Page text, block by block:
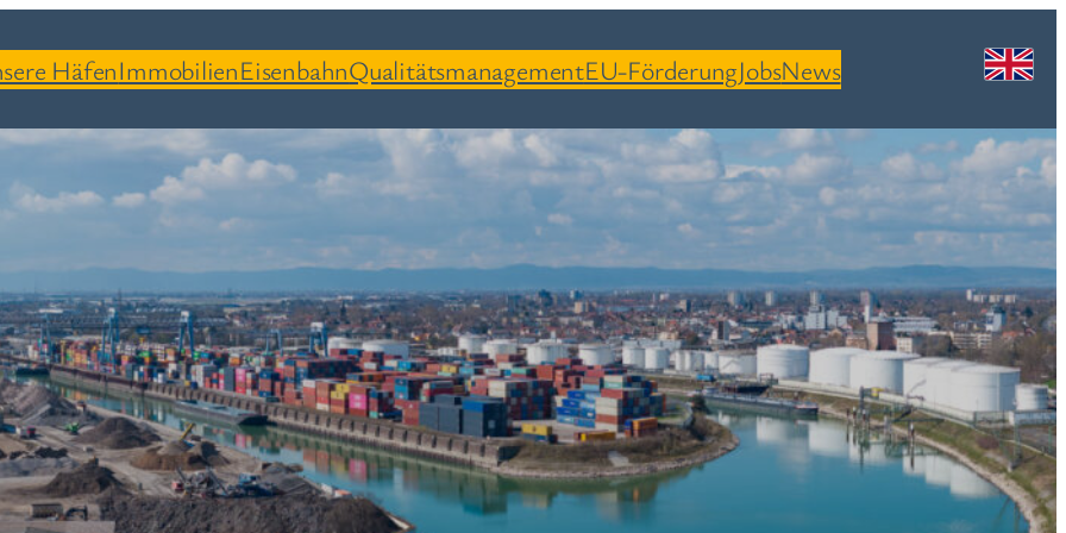
HäfenImmobilienEisenbahnQualitätsmanagementEU-FörderungJobsNews